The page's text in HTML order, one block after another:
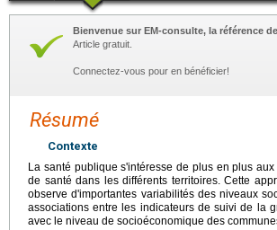
Bienvenue sur EM-consulte, la référence
Article gratuit.
Connectez-vous pour en bénéficier!
Résumé
Contexte
La santé publique s'intéresse de plus en plus
de santé dans les différents territoires. Cette
observe d'importantes variabilités des niveaux
associations entre les indicateurs de suivi de la
avec le niveau de socioéconomique des